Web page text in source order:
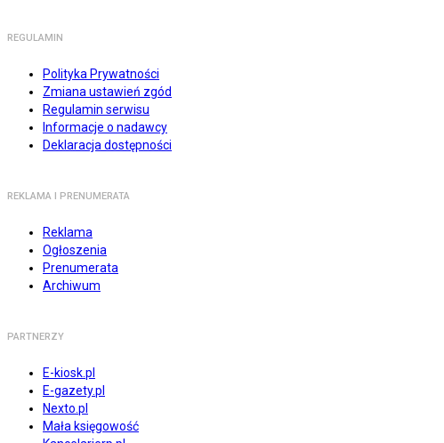
REGULAMIN
Polityka Prywatności
Zmiana ustawień zgód
Regulamin serwisu
Informacje o nadawcy
Deklaracja dostępności
REKLAMA I PRENUMERATA
Reklama
Ogłoszenia
Prenumerata
Archiwum
PARTNERZY
E-kiosk.pl
E-gazety.pl
Nexto.pl
Mała księgowość